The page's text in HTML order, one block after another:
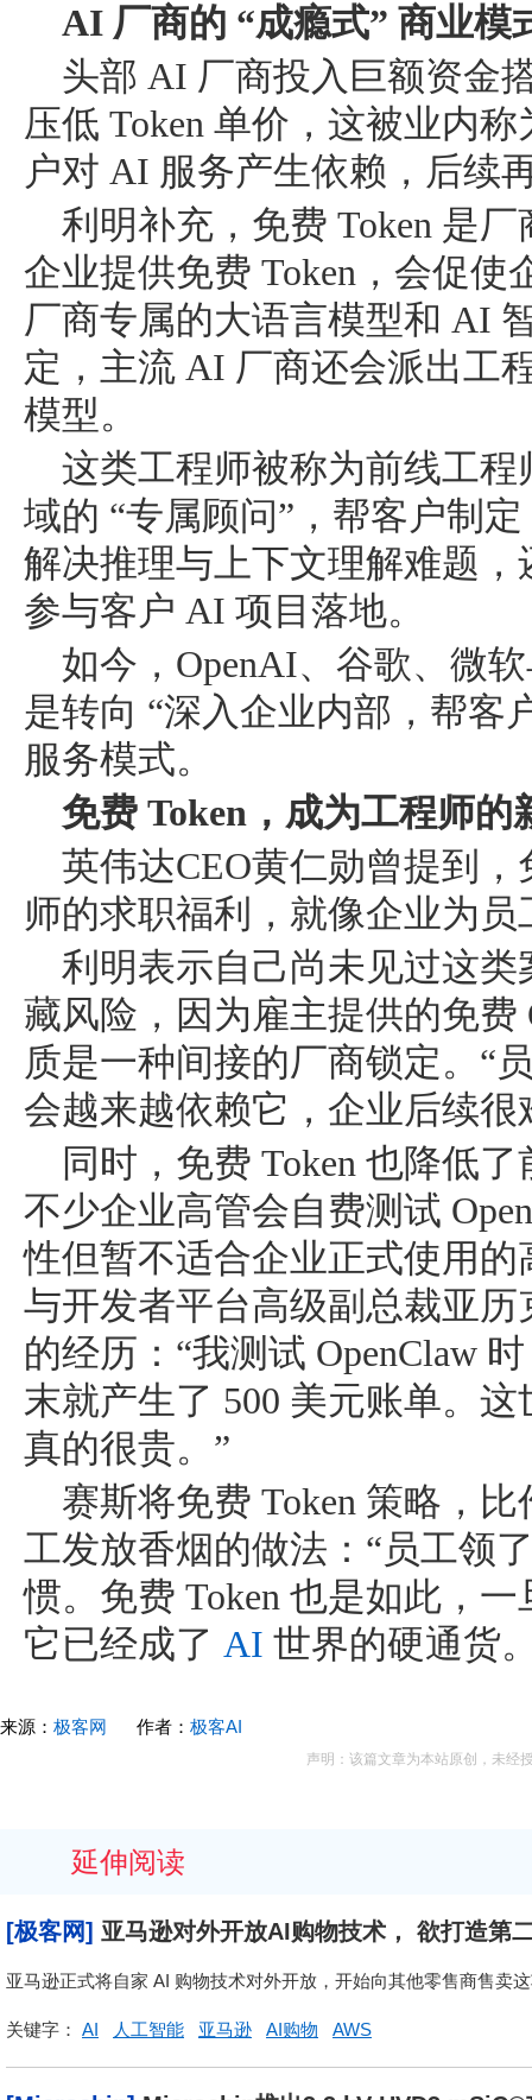
AI 厂商的 “成瘾式” 商业模
头部 AI 厂商投入巨额资金
压低 Token 单价，这被业内
户对 AI 服务产生依赖，后续
利明补充，免费 Token 是
企业提供免费 Token，会促
厂商专属的大语言模型和 AI
定，主流 AI 厂商还会派出工
模型。
这类工程师被称为前线工
域的 “专属顾问”，帮客户制
解决推理与上下文理解难题
参与客户 AI 项目落地。
如今，OpenAI、谷歌、微
是转向 “深入企业内部，帮客
服务模式。
免费 Token，成为工程师的
英伟达CEO黄仁勋曾提到
师的求职福利，就像企业为
利明表示自己尚未见过这
藏风险，因为雇主提供的免费
质是一种间接的厂商锁定。“
会越来越依赖它，企业后续很
同时，免费 Token 也降低
不少企业高管会自费测试
性但暂不适合企业正式使用
与开发者平台高级副总裁亚
的经历：“我测试 OpenClaw
末就产生了 500 美元账单。
真的很贵。”
赛斯将免费 Token 策略，
工发放香烟的做法：“员工领
惯。免费 Token 也是如此，
它已经成了 AI 世界的硬通货
来源： 极客网 作者： 极客AI
声明：该篇文章为本站原创，未经
延伸阅读
[极客网] 亚马逊对外开放AI购物技术， 欲打造第
亚马逊正式将自家 AI 购物技术对外开放，开始向其他零售商售卖
关键字： AI 人工智能 亚马逊 AI购物 AWS